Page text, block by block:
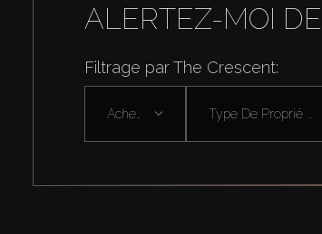
ALERTEZ-MOI
Filtrage par The Crescent:
Acheter Type De Proprié ...